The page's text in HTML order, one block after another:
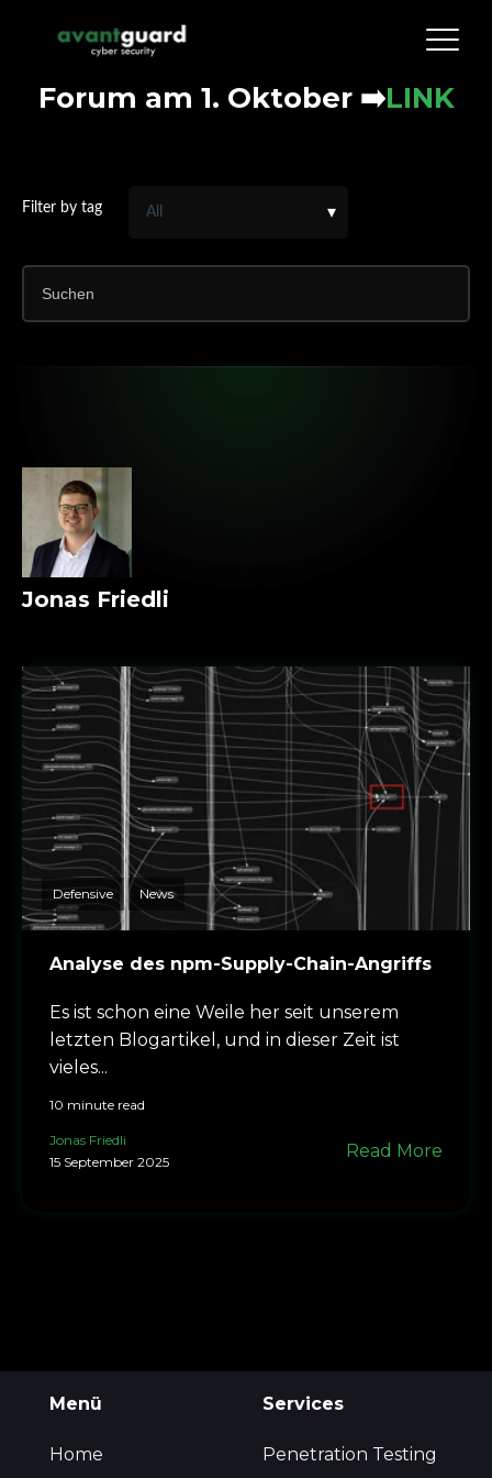
Forum am 1. Oktober➡️LINK
Filter by tag
Jonas Friedli
Defensive News
Analyse des npm-Supply-Chain-Angriffs
Es ist schon eine Weile her seit unserem
letzten Blogartikel, und in dieser Zeit ist
vieles...
10 minute read
Jonas Friedli
15 September 2025
Read More
Menü
Home
Services
Penetration Testing